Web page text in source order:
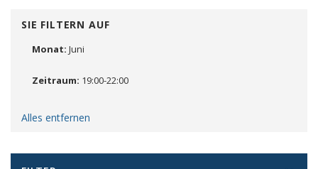
SIE FILTERN AUF
Monat: Juni
Zeitraum: 19:00-22:00
Alles entfernen